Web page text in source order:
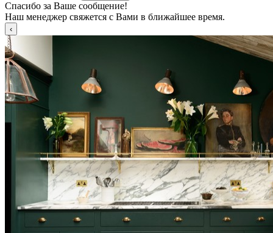
Спасибо за Ваше сообщение!
Наш менеджер свяжется с Вами в ближайшее время.